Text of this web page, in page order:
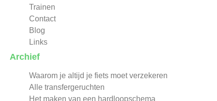
Trainen
Contact
Blog
Links
Archief
Waarom je altijd je fiets moet verzekeren
Alle transfergeruchten
Het maken van een hardloopschema